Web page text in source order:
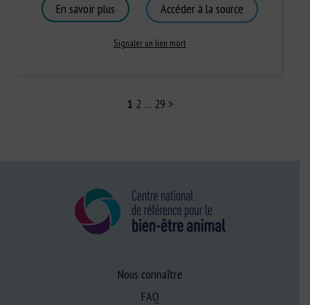
En savoir plus Accéder à la source
Signaler un lien mort
1 2 … 29 >
Nous connaître
FAQ